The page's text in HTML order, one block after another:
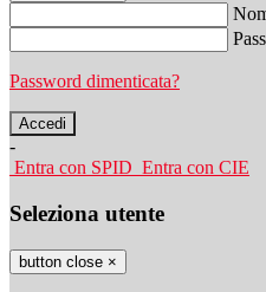
Password dimenticata?
-
Entra con SPID Entra con CIE
Seleziona utente
button close ×